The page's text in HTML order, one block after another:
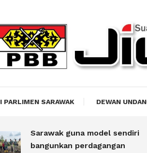
Bakti
PARLIMEN SARAWAK DEWAN
Sarawak guna model sendiri
bangunkan perdagangan